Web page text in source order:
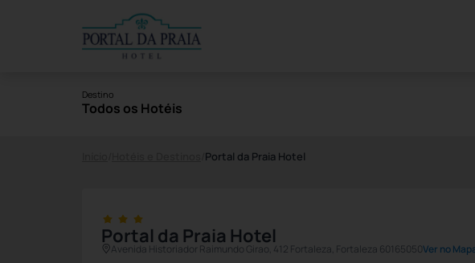
Destino
Todos os Hotéis
Portal da Praia Hotel
Portal da Praia Hotel
Avenida Historiador Raimundo Girao, 412 Fortaleza, Fortaleza 60165050Ver no